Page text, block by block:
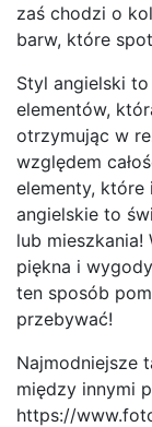
zaś chodzi o
barw, które
Styl angielski
elementów,
otrzymując w
względem
elementy, które
angielskie to
lub
piękna i
ten sposób
przebywać!
Najmodniejsze
między innymi
https://